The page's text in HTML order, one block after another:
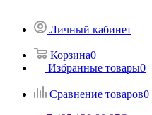
Личный кабинет
Корзина0
Избранные товары0
Сравнение товаров0